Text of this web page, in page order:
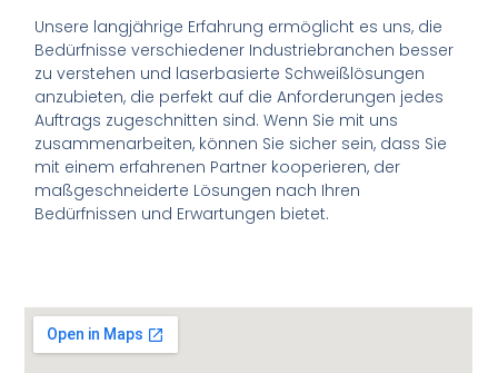
Unsere langjährige Erfahrung ermöglicht es uns, die
Bedürfnisse verschiedener Industriebranchen besser
zu verstehen und laserbasierte Schweißlösungen
anzubieten, die perfekt auf die Anforderungen jedes
Auftrags zugeschnitten sind. Wenn Sie mit uns
zusammenarbeiten, können Sie sicher sein, dass Sie
mit einem erfahrenen Partner kooperieren, der
maßgeschneiderte Lösungen nach Ihren
Bedürfnissen und Erwartungen bietet.